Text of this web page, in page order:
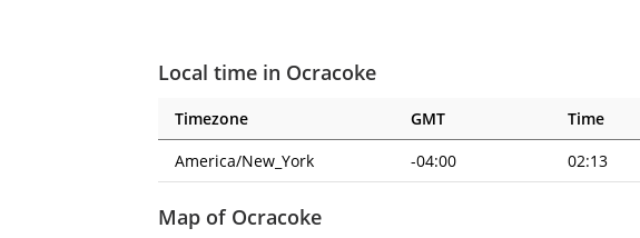
Local time in Ocracoke
Timezone GMT
Time
America/New_York
-04:00 02:13
Map of Ocracoke